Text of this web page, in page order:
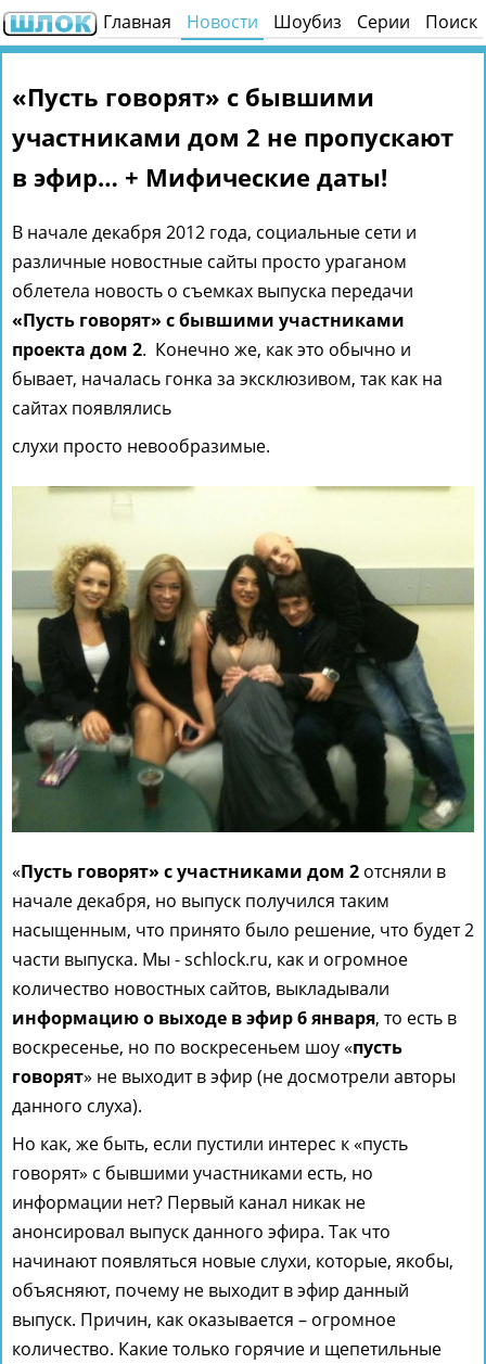
Главная Новости Шоубиз Серии Поиск
«Пусть говорят» с бывшими
участниками дом 2 не пропускают
в эфир… + Мифические даты!
В начале декабря 2012 года, социальные сети и
различные новостные сайты просто ураганом
облетела новость о съемках выпуска передачи
«Пусть говорят» с бывшими участниками
проекта дом 2. Конечно же, как это обычно и
бывает, началась гонка за эксклюзивом, так как на
сайтах появлялись
слухи просто невообразимые.
«Пусть говорят» с участниками дом 2 отсняли в
начале декабря, но выпуск получился таким
насыщенным, что принято было решение, что будет 2
части выпуска. Мы - schlock.ru, как и огромное
количество новостных сайтов, выкладывали
информацию о выходе в эфир 6 января, то есть в
воскресенье, но по воскресеньем шоу «пусть
говорят» не выходит в эфир (не досмотрели авторы
данного слуха).
Но как, же быть, если пустили интерес к «пусть
говорят» с бывшими участниками есть, но
информации нет? Первый канал никак не
анонсировал выпуск данного эфира. Так что
начинают появляться новые слухи, которые, якобы,
объясняют, почему не выходит в эфир данный
выпуск. Причин, как оказывается – огромное
количество. Какие только горячие и щепетильные